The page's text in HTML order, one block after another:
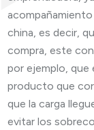
china, es decir,
compra, este
por ejemplo, que
producto que
que la carga
evitar los